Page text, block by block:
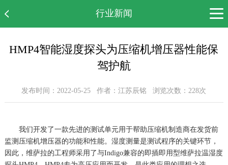
行业新闻
HMP4智能湿度探头为压缩机增压器性能保
驾护航
发布时间：2022-05-25 作者：江苏辰铭 浏览次数： 228次
我们开发了一款先进的测试单元用于帮助压缩机制造商在发货前
监测压缩机增压器的功能和性能。湿度测量是测试程序的关键环节，
因此，维萨拉的工程师采用了与Indigo兼容的即插即用型维萨拉温湿度
公司简介
新闻中心
售后服务